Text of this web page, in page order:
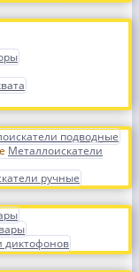
подводные
Металлоискатели
ручные
диктофонов